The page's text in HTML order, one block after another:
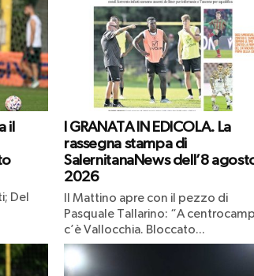
il
Del
I GRANATA IN EDICOLA. La
rassegna stampa di
SalernitanaNews dell’8
2026
Il Mattino apre con il pezzo di
Pasquale Tallarino: “A
c’è Vallocchia. Bloccato...